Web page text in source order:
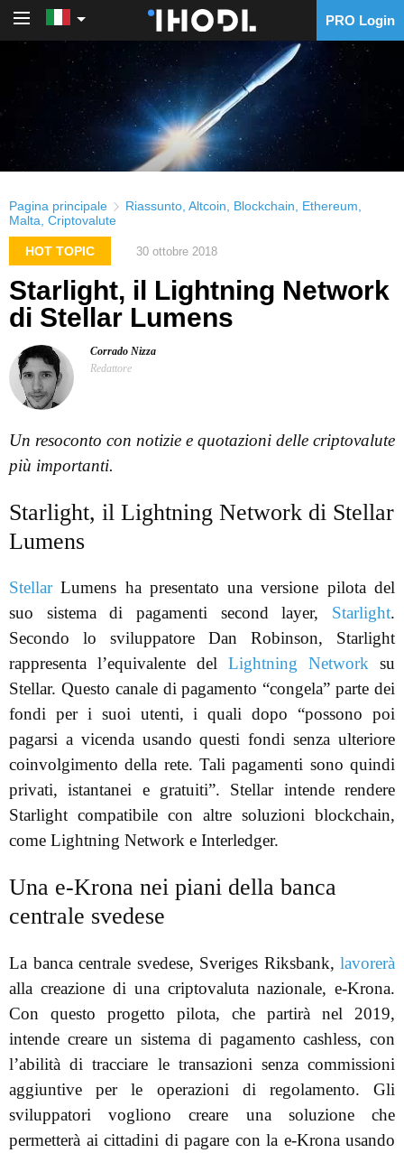
PRO Login
Pagina principale Riassunto Altcoin Blockchain Ethereum
Malta Criptovalute
HOT TOPIC 30 ottobre 2018
Starlight, il Lightning Network
di Stellar Lumens
Corrado Nizza
Redattore
Un resoconto con notizie e quotazioni delle criptovalute
più importanti.
Starlight, il Lightning Network di Stellar
Lumens
StellarLumens ha presentato una versione pilota del
suo sistema di pagamenti second layer, Starlight.
Secondo lo sviluppatore Dan Robinson, Starlight
rappresenta l’equivalente del Lightning Network su
Stellar. Questo canale di pagamento “congela” parte dei
fondi per i suoi utenti, i quali dopo “possono poi
pagarsi a vicenda usando questi fondi senza ulteriore
coinvolgimento della rete. Tali pagamenti sono quindi
privati, istantanei e gratuiti”. Stellar intende rendere
Starlight compatibile con altre soluzioni blockchain,
come Lightning Network e Interledger.
Una e-Krona nei piani della banca
centrale svedese
La banca centrale svedese, Sveriges Riksbank, lavorerà
alla creazione di una criptovaluta nazionale, e-Krona.
Con questo progetto pilota, che partirà nel 2019,
intende creare un sistema di pagamento cashless, con
l’abilità di tracciare le transazioni senza commissioni
aggiuntive per le operazioni di regolamento. Gli
sviluppatori vogliono creare una soluzione che
permetterà ai cittadini di pagare con la e-Krona usando